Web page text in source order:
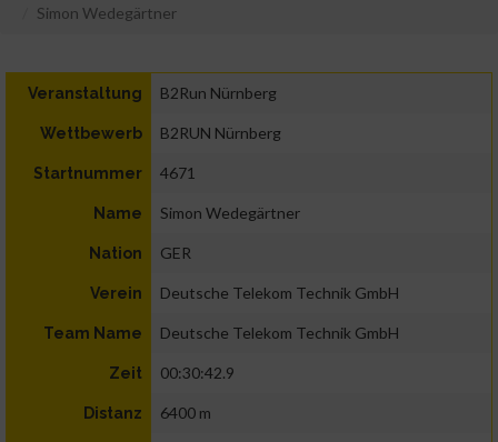
Simon Wedegärtner
Veranstaltung B2Run Nürnberg
Wettbewerb B2RUN Nürnberg
Startnummer 4671
Name Simon Wedegärtner
Nation GER
Verein Deutsche Telekom Technik GmbH
Team Name Deutsche Telekom Technik GmbH
Zeit 00:30:42.9
Distanz 6400 m